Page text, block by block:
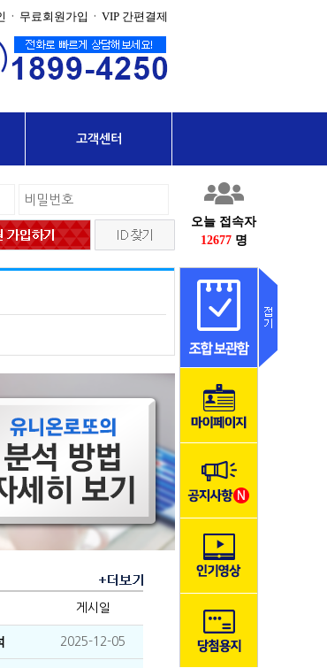
오늘 접속자
12677명
· 무료회원가입 · VIP 간편결제
고객센터
게시일
2025-12-05